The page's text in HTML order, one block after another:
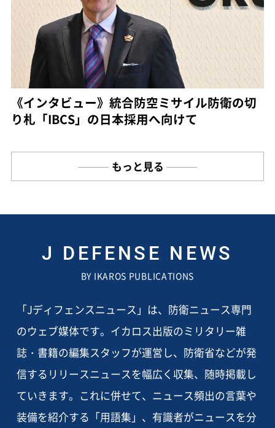
《インタビュー》統合防空ミサイル防衛の切
り札「IBCS」の日本採用へ向けて
もっと見る
J DEFENSE NEWS
BY IKAROS PUBLICATIONS
「Jディフェンスニュース」は、防衛ニュース専門
のウェブ媒体です。イカロス出版のミリタリー雑
誌・書籍の編集スタッフが運営し、防衛省などが発
信するリリースニュースを幅広く収集、随時掲載し
ていきます。これに併せて、ニュース頻出の言葉や
装備を紹介する「用語集」、有識者がニュースを分